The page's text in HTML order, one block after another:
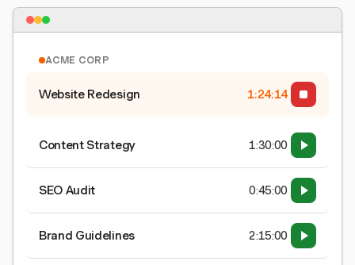
ACME CORP
Website Redesign 1:24:15
Content Strategy 1:30:00
SEO Audit 0:45:00
Brand Guidelines 2:15:00